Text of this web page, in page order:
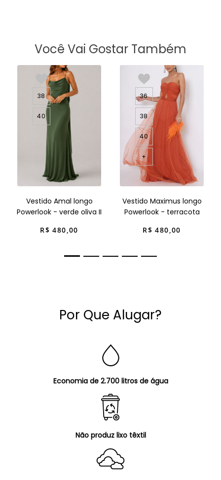
Você Vai Gostar Também
38
40
Vestido Amal longo
Powerlook - verde oliva II
R$ 480,00
36
38
40
+
Vestido Maximus longo
Powerlook - terracota
R$ 480,00
Por Que Alugar?
Economia de 2.700 litros de água
Não produz lixo têxtil